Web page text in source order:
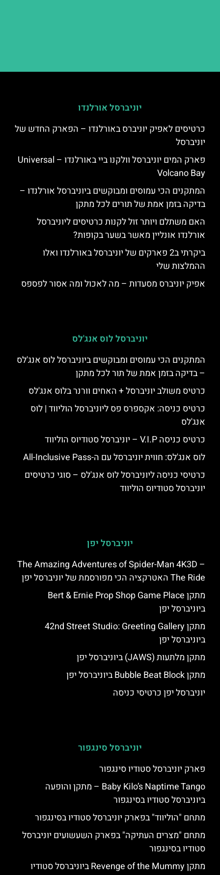
יוניברסל אורלנדו
כרטיסים לאפיק יוניברס באורלנדו – הפארק החדש של
יוניברסל
פארק המים יוניברסל וולקנו ביי באורלנדו – Universal
Volcano Bay
המתקנים הכי עמוסים ומבוקשים ביוניברסל אורלנדו –
בדיקה בזמן אמת של תורים לכל מתקן
האם משתלם ויותר זול לקנות כרטיסים ליוניברסל
אורלנדו אונליין מאשר בשער בקופות?
ביקרתי ב2 פארקים של יוניברסל באורלנדו ואלו
ההמלצות שלי
אפיק יוניברס מסעדות – מה לאכול ומה אסור לפספס
יוניברסל לוס אנג'לס
המתקנים הכי עמוסים ומבוקשים ביוניברסל לוס אנג'לס
– בדיקה בזמן אמת של תור לכל מתקן
כרטיס משולב יוניברסל + האחים וורנר בלוס אנג'לס
כרטיס כניסה: אקספרס פס ליוניברסל הוליווד | לוס
אנג'לס
כרטיס כניסה V.I.P – יוניברסל סטודיוס הוליווד
לוס אנג'לס: חווית יוניברסל עם ה-All-Inclusive Pass
כרטיסי כניסה ליוניברסל לוס אנג'לס – סוגי כרטיסים
יוניברסל סטודיוס הוליווד
יוניברסל יפן
The Amazing Adventures of Spider-Man 4K3D –
The Ride האטרקציה הכי מפורסמת של יוניברסל יפן
מתקן Bert & Ernie Prop Shop Game Place
ביוניברסל יפן
מתקן 42nd Street Studio: Greeting Gallery
ביוניברסל יפן
מתקן מלתעות (JAWS) ביוניברסל יפן
מתקן Bubble Beat Block ביוניברסל יפן
יוניברסל יפן כרטיסי כניסה
יוניברסל סינגפור
פארק יוניברסל סטודיו סינגפור
Baby Kilo’s Naptime Tango – מתקן והופעה
ביוניברסל סטודיו בסינגפור
מתחם "הוליווד" בפארק יוניברסל סטודיו בסינגפור
מתחם "מצרים העתיקה" בפארק השעשועים יוניברסל
סטודיו בסינגפור
מתקן Revenge of the Mummy ביוניברסל סטודיו